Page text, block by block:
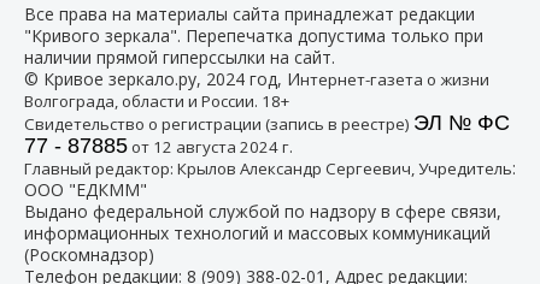
Все права на материалы сайта принадлежат редакции
"Кривого зеркала". Перепечатка допустима только при
наличии прямой гиперссылки на сайт.
© Кривое зеркало.ру, 2024 год, Интернет-газета о жизни
Волгограда, области и России. 18+
Свидетельство о регистрации (запись в реестре) ЭЛ № ФС
77 - 87885от 12 августа 2024 г.
Главный редактор: Крылов Александр Сергеевич, Учредитель:
ООО "ЕДКММ"
Выдано федеральной службой по надзору в сфере связи,
информационных технологий и массовых коммуникаций
(Роскомнадзор)
Телефон редакции: 8 (909) 388-02-01 , Адрес редакции: